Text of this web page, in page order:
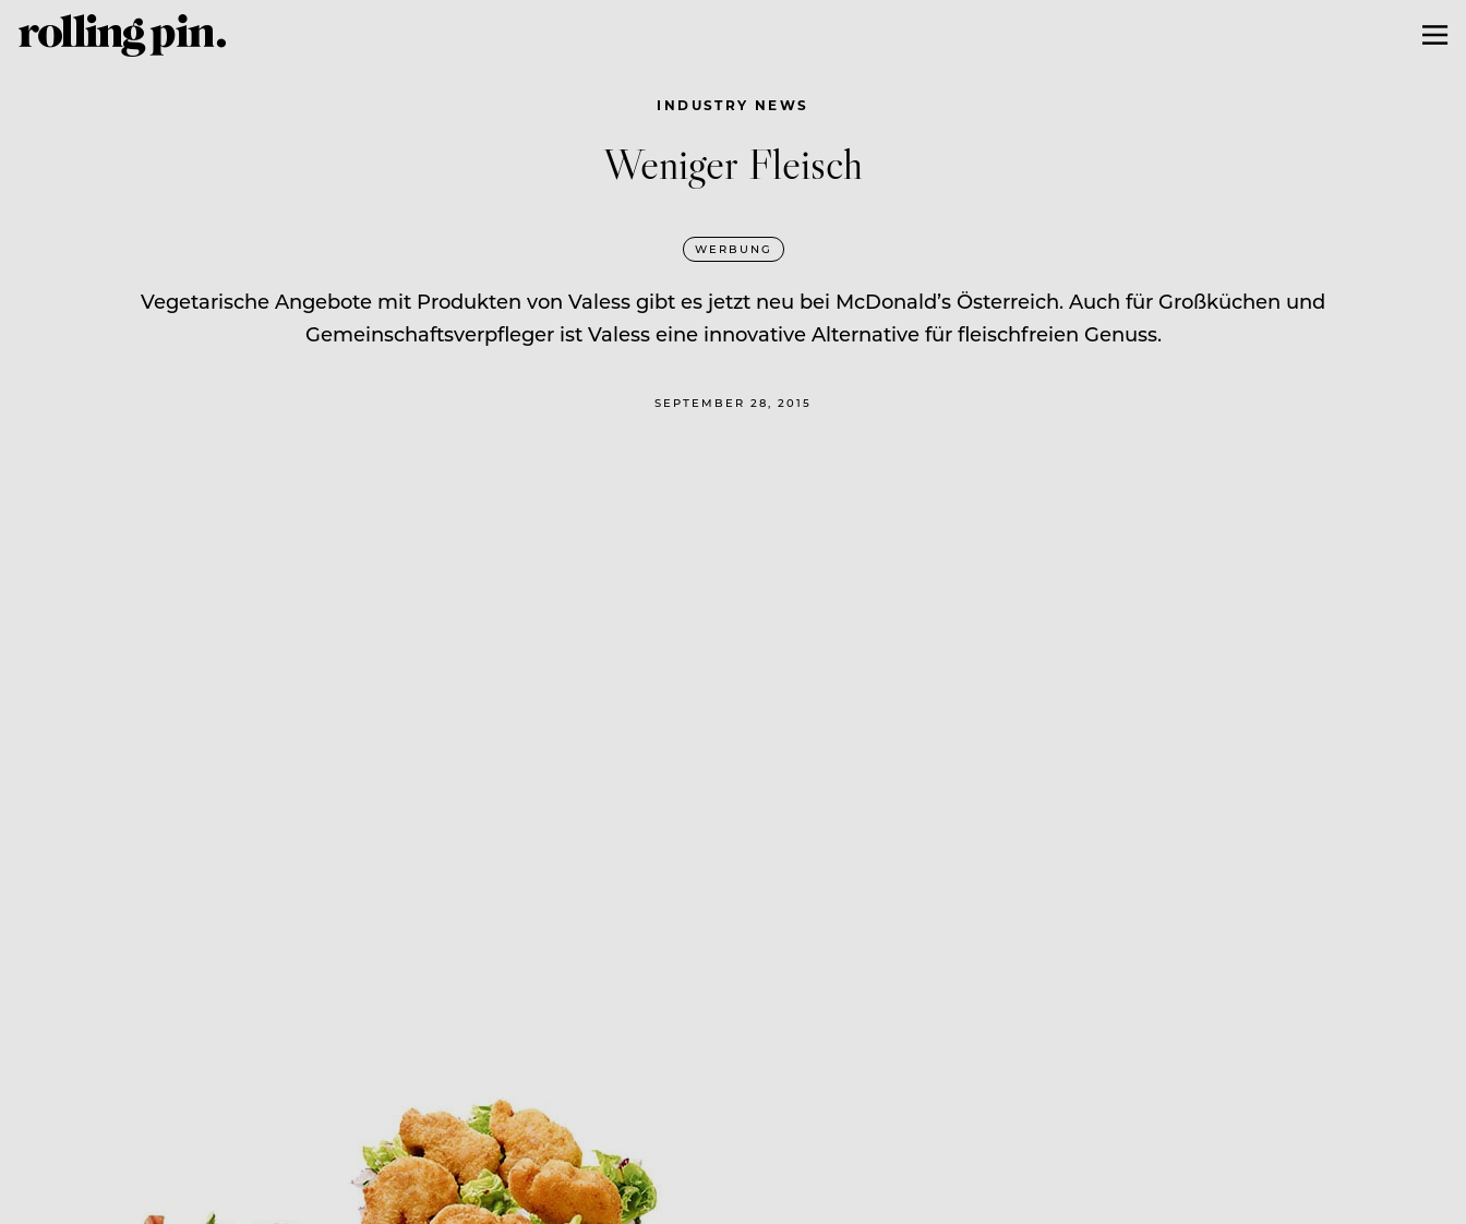
INDUSTRY NEWS
Weniger Fleisch
WERBUNG
Vegetarische Angebote mit Produkten von Valess gibt es jetzt neu bei McDonald’s Österreich. Auch für Großküchen und
Gemeinschaftsverpfleger ist Valess eine innovative Alternative für fleischfreien Genuss.
SEPTEMBER 28, 2015